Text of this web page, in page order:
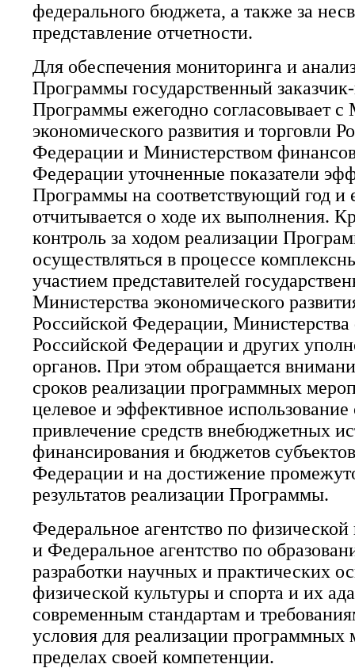
федерального бюджета, а также за
представление отчетности.
Для обеспечения мониторинга и
Программы государственный
Программы ежегодно согласовывает с
экономического развития и торговли
Федерации и Министерством
Федерации уточненные показатели
Программы на соответствующий год и
отчитывается о ходе их выполнения.
контроль за ходом реализации
осуществляться в процессе
участием представителей
Министерства экономического
Российской Федерации,
Российской Федерации и других
органов. При этом обращается
сроков реализации программных
целевое и эффективное использование
привлечение средств внебюджетных
финансирования и бюджетов
Федерации и на достижение
результатов реализации Программы.
Федеральное агентство по физической
и Федеральное агентство по
разработки научных и практических
физической культуры и спорта и их
современным стандартам и
условия для реализации программных
пределах своей компетенции.